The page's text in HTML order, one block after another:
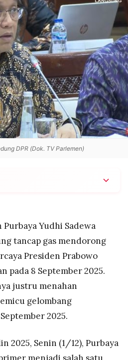
DPR (Dok. TV Parlemen)
ekonomi tidak segera
menganggur di BI ke sistem
dan demonstrasi mereda.
Yudhi Sadewa
tancap gas mendorong
Presiden Prabowo
pada 8 September 2025.
justru menahan
gelombang
2025.
2025, Senin (1/12), Purbaya